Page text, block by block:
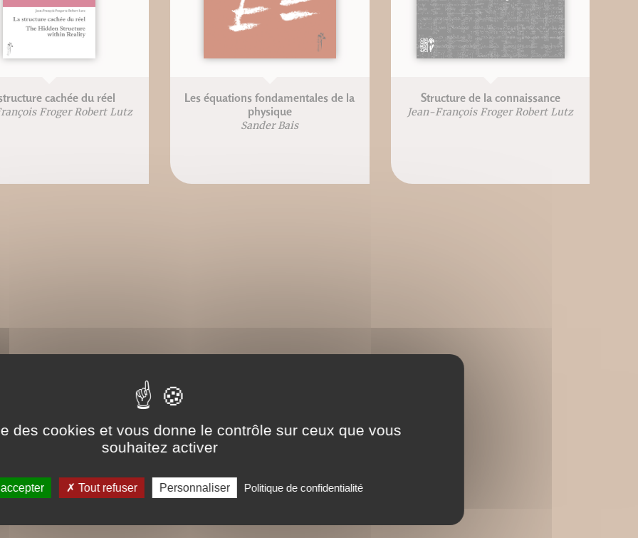
cachée du réel
Froger Robert Lutz
Les équations fondamentales de la
physique
Sander Bais
Structure de la connaissance
Jean-François Froger Robert Lutz
des cookies et vous donne le contrôle sur ceux que vous
souhaitez activer
Tout refuser Personnaliser Politique de confidentialité